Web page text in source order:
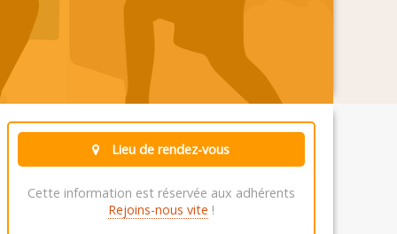
Lieu de rendez-vous
Cette information est réservée aux adhérents
Rejoins-nous vite !